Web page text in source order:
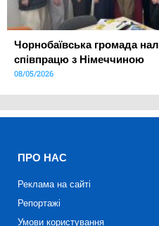
Чорнобаївська громада
співпрацю з Німеччиною
08/05/2026
ПРО НАС
Реклама на сайті
Репортажі
Умови користування